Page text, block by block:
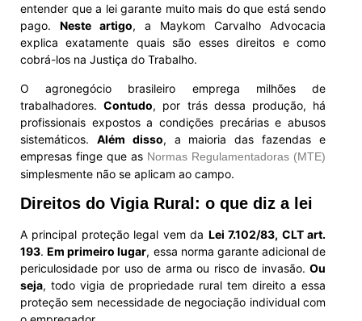
entender que a lei garante muito mais do que está sendo
pago. Neste artigo, a Maykom Carvalho Advocacia
explica exatamente quais são esses direitos e como
cobrá-los na Justiça do Trabalho.
O agronegócio brasileiro emprega milhões de
trabalhadores.Contudo, por trás dessa produção, há
profissionais expostos a condições precárias e abusos
sistemáticos. Além disso, a maioria das fazendas e
empresas finge que as Normas Regulamentadoras (MTE)
simplesmente não se aplicam ao campo.
Direitos do Vigia Rural: o que diz a lei
A principal proteção legal vem da Lei 7.102/83, CLT art.
193.Em primeiro lugar, essa norma garante adicional de
periculosidade por uso de arma ou risco de invasão. Ou
seja, todo vigia de propriedade rural tem direito a essa
proteção sem necessidade de negociação individual com